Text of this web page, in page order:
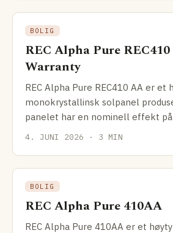
BOLIG
REC Alpha Pure
Warranty
REC Alpha Pure REC410 AA er et
monokrystallinsk solpanel
panelet har en nominell effekt på
effektivitet på
4. JUNI 2026 · 3 MIN
BOLIG
REC Alpha Pure 410AA
REC Alpha Pure 410AA er et